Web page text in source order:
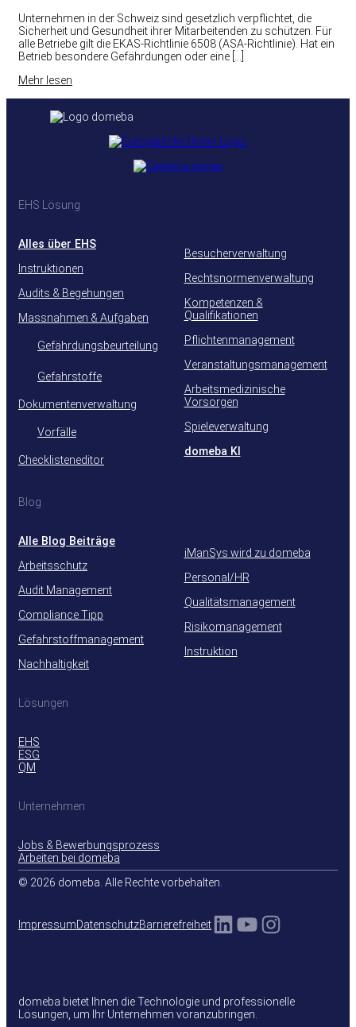
Unternehmen in der Schweiz sind gesetzlich verpflichtet, die
Sicherheit und Gesundheit ihrer Mitarbeitenden zu schützen. Für
alle Betriebe gilt die EKAS-Richtlinie 6508 (ASA-Richtlinie). Hat ein
Betrieb besondere Gefährdungen oder eine […]
Mehr lesen
EHS Lösung
Alles über EHS
Instruktionen
Audits & Begehungen
Massnahmen & Aufgaben
Gefährdungsbeurteilung
Gefahrstoffe
Dokumentenverwaltung
Vorfälle
Checklisteneditor
Besucherverwaltung
Rechtsnormenverwaltung
Kompetenzen &
Qualifikationen
Pflichtenmanagement
Veranstaltungsmanagement
Arbeitsmedizinische
Vorsorgen
Spieleverwaltung
domeba KI
Blog
Alle Blog Beiträge
Arbeitsschutz
Audit Management
Compliance Tipp
Gefahrstoffmanagement
Nachhaltigkeit
iManSys wird zu domeba
Personal/HR
Qualitätsmanagement
Risikomanagement
Instruktion
Lösungen
EHS
ESG
QM
Unternehmen
Jobs & Bewerbungsprozess
Arbeiten bei domeba
© 2026 domeba. Alle Rechte vorbehalten.
ImpressumDatenschutzBarrierefreiheitLinkedIn
YouTube
domeba bietet Ihnen die Technologie und professionelle
Lösungen, um Ihr Unternehmen voranzubringen.